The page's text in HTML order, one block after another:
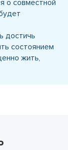
о совместной
достичь
состоянием
жить,